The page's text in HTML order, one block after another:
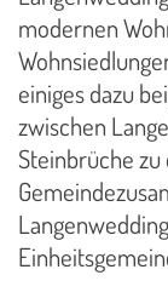
modernen
einiges dazu
zwischen
Steinbrüche